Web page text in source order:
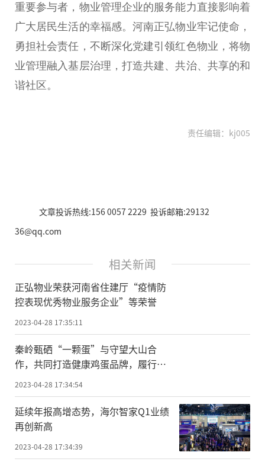
重要参与者，物业管理企业的服务能力直接影响着
广大居民生活的幸福感。河南正弘物业牢记使命 ，
勇担社会责任，不断深化党建引领红色物业，将物
业管理融入基层治理，打造共建、共治、共享的和
谐社区。
责任编辑：kj005
文章投诉热线:156 0057 2229 投诉邮箱:29132
36@qq.com
相关新闻
正弘物业荣获河南省住建厅“疫情防
控表现优秀物业服务企业”等荣誉
2023-04-28 17:35:11
秦岭甄硒“一颗蛋”与守望大山合
作，共同打造健康鸡蛋品牌，履行社
会责任
2023-04-28 17:34:54
延续年报高增态势，海尔智家Q1业绩
再创新高
2023-04-28 17:34:39